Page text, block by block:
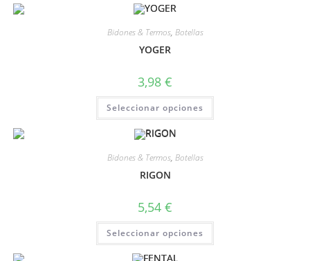
Bidones & Termos, Botellas
YOGER
3,98 €
Seleccionar opciones
Bidones & Termos, Botellas
RIGON
5,54 €
Seleccionar opciones